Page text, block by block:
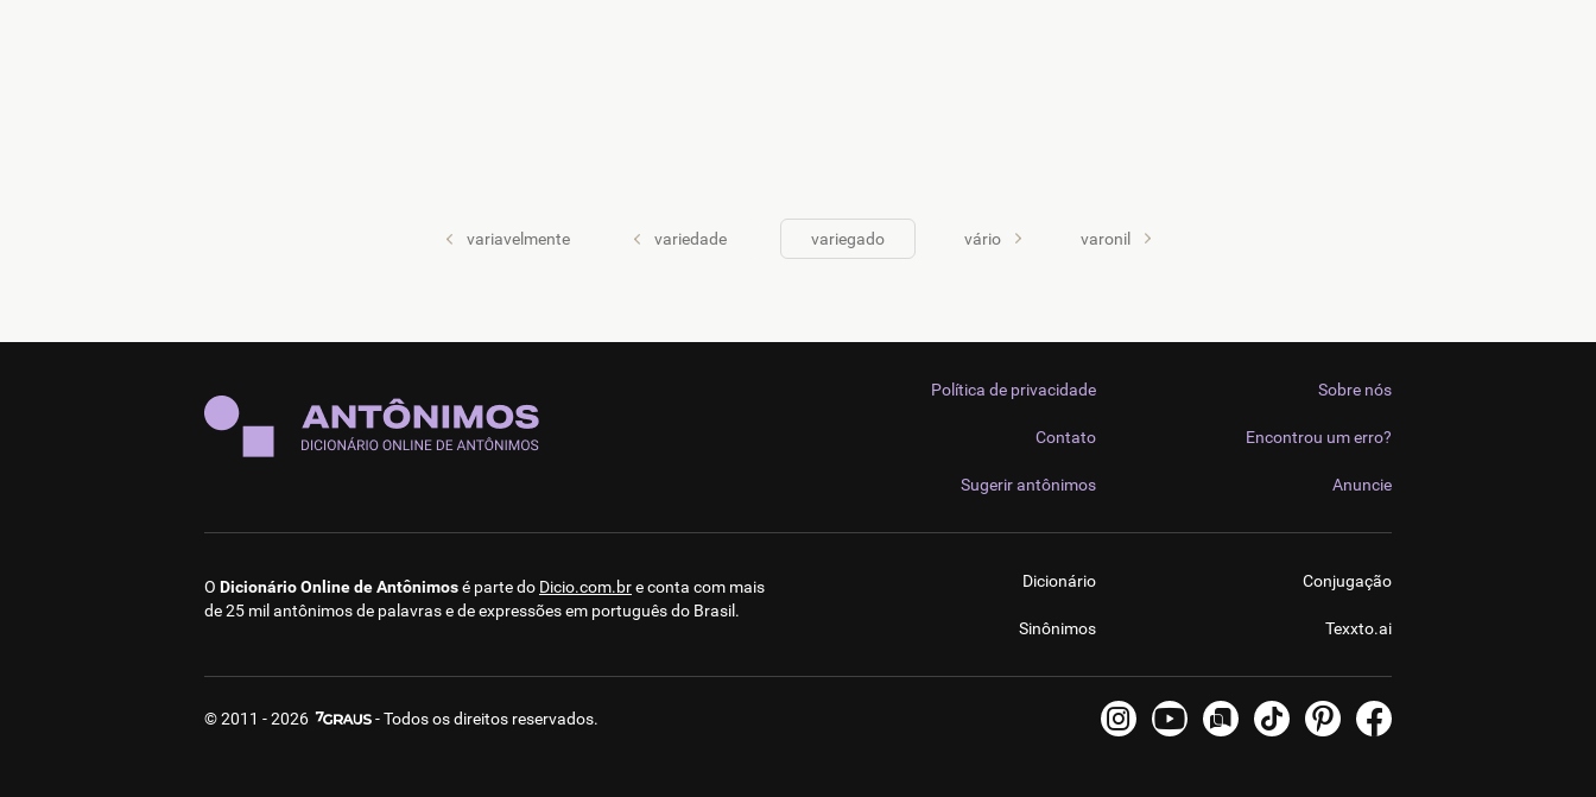
variavelmente variedade variegado vário varonil
Sobre nós
Encontrou um erro?
Anuncie
Política de privacidade
Contato
Sugerir antônimos
O Dicionário Online de Antônimosé parte do Dicio.com.bre conta com mais
de 25 mil antônimos de palavras e de expressões em português do Brasil.
Dicionário
Sinônimos
Conjugação
Texxto.ai
© 2011 - 2026 - Todos os direitos reservados.